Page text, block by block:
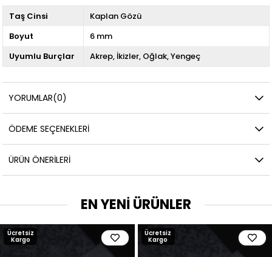
Taş Cinsi
Kaplan Gözü
Boyut
6 mm
Uyumlu Burçlar
Akrep İkizler Oğlak Yengeç
YORUMLAR(0)
ÖDEME SEÇENEKLERI
ÜRÜN ÖNERILERI
EN YENİ ÜRÜNLER
Ücretsiz
Kargo
Ücretsiz
Kargo